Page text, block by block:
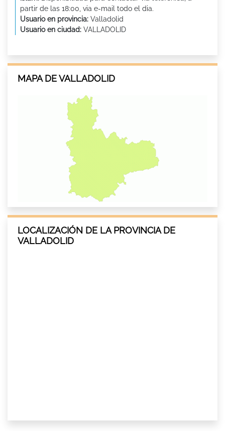
partir de las 18:00, via e-mail todo el dia.
Usuario en provincia: Valladolid
Usuario en ciudad: VALLADOLID
MAPA DE VALLADOLID
LOCALIZACIÓN DE LA PROVINCIA DE
VALLADOLID